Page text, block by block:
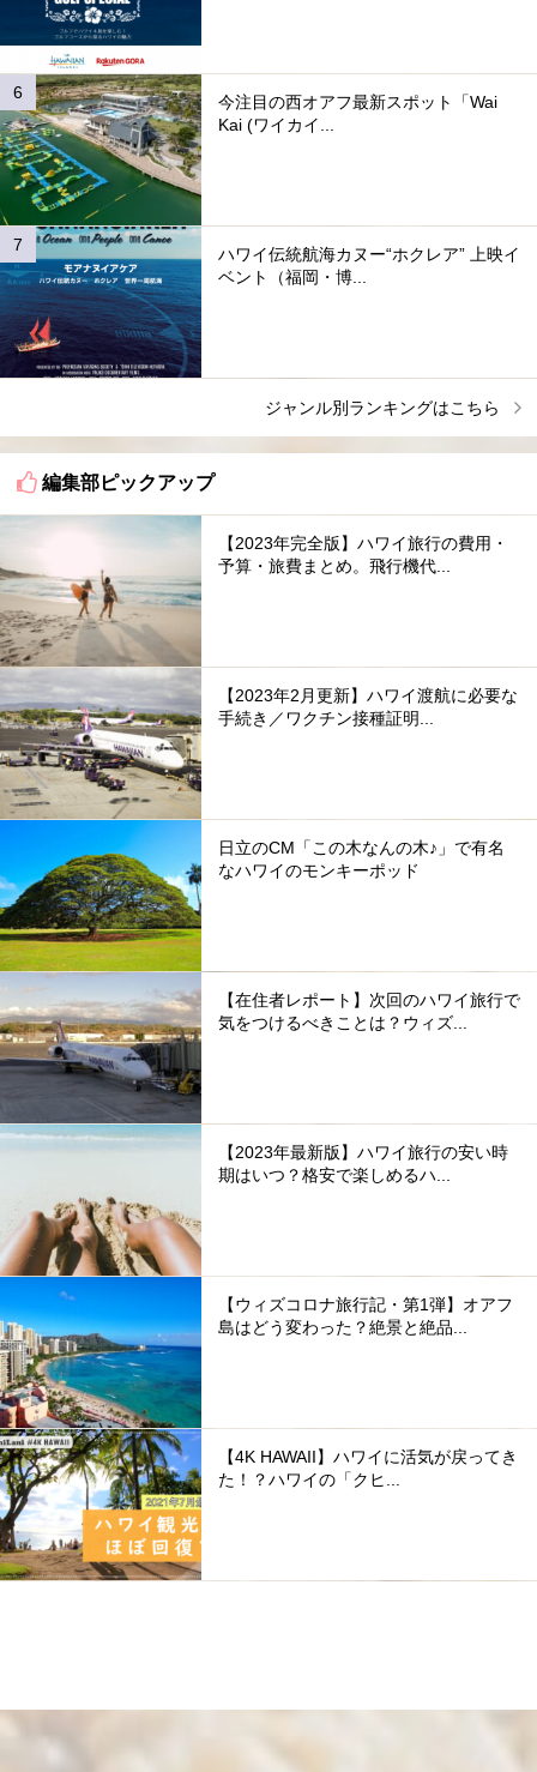
今注目の西オアフ最新スポット「Wai
Kai (ワイカイ...
ハワイ伝統航海カヌー“ホクレア” 上映イ
ベント（福岡・博...
ジャンル別ランキングはこちら
編集部ピックアップ
【2023年完全版】ハワイ旅行の費用・
予算・旅費まとめ。飛行機代...
【2023年2月更新】ハワイ渡航に必要な
手続き／ワクチン接種証明...
日立のCM「この木なんの木♪」で有名
なハワイのモンキーポッド
【在住者レポート】次回のハワイ旅行で
気をつけるべきことは？ウィズ...
【2023年最新版】ハワイ旅行の安い時
期はいつ？格安で楽しめるハ...
【ウィズコロナ旅行記・第1弾】オアフ
島はどう変わった？絶景と絶品...
【4K HAWAII】ハワイに活気が戻ってき
た！？ハワイの「クヒ...